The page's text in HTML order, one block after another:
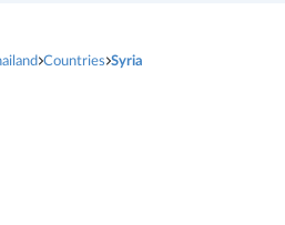
Countries Syria